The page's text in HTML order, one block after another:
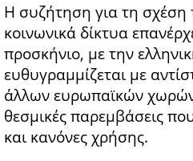
Η συζήτηση για τη σχέση
κοινωνικά δίκτυα
προσκήνιο, με την
ευθυγραμμίζεται με
άλλων ευρωπαϊκών χωρών
θεσμικές παρεμβάσεις
και κανόνες χρήσης.